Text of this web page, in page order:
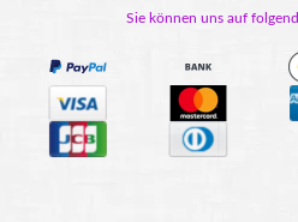
Sie können uns auf